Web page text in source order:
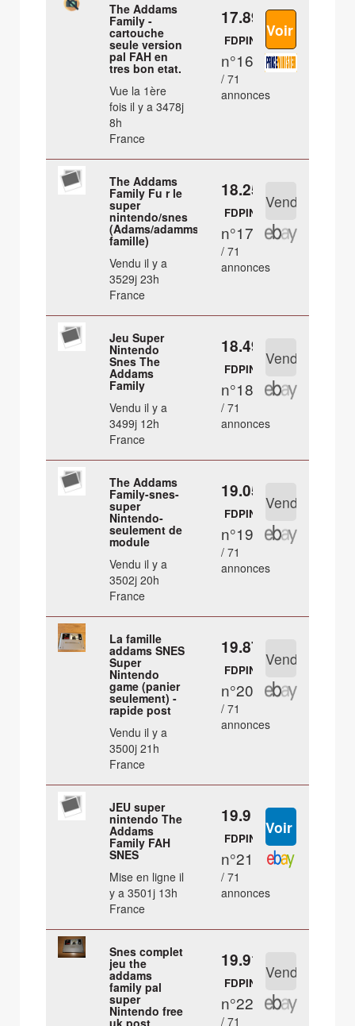
The Addams
Family -
cartouche
seule version
pal FAH en
tres bon etat.
Vue la 1ère
fois il y a 3478j
8h
France
17.89 €
FDPIN
n°16
/ 71
annonces
The Addams
Family Fu r le
super
nintendo/snes
(Adams/adamms
famille)
Vendu il y a
3529j 23h
France
18.25 €
FDPIN
n°17
/ 71
annonces
Jeu Super
Nintendo
Snes The
Addams
Family
Vendu il y a
3499j 12h
France
18.49 €
FDPIN
n°18
/ 71
annonces
The Addams
Family-snes-
super
Nintendo-
seulement de
module
Vendu il y a
3502j 20h
France
19.05 €
FDPIN
n°19
/ 71
annonces
La famille
addams SNES
Super
Nintendo
game (panier
seulement) -
rapide post
Vendu il y a
3500j 21h
France
19.87 €
FDPIN
n°20
/ 71
annonces
JEU super
nintendo The
Addams
Family FAH
SNES
Mise en ligne il
y a 3501j 13h
France
19.9 €
FDPIN
n°21
/ 71
annonces
Snes complet
jeu the
addams
family pal
super
Nintendo free
19.91 €
FDPIN
n°22
/ 71